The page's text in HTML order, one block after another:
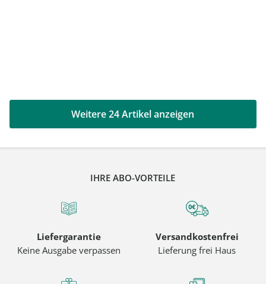
Weitere 24 Artikel anzeigen
IHRE ABO-VORTEILE
Liefergarantie
Keine Ausgabe verpassen
Versandkostenfrei
Lieferung frei Haus